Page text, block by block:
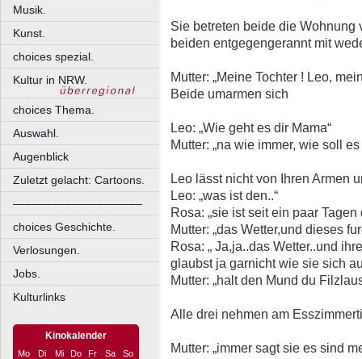
Musik.
Kunst.
choices spezial.
Kultur in NRW.
choices Thema.
Auswahl.
Augenblick
Zuletzt gelacht: Cartoons.
––––––––––––––––––––
choices Geschichte.
Verlosungen.
Jobs.
Kulturlinks
Kinokalender
Mo Di Mi Do Fr Sa
So
Sie betreten beide die Wohnung
beiden entgegengerannt mit
Mutter: „Meine Tochter ! Leo,
Beide umarmen sich
Leo: „Wie geht es dir Mama“
Mutter: „na wie immer, wie soll
Leo lässt nicht von Ihren Armen
Leo: „was ist den..“
Rosa: „sie ist seit ein paar Tagen
Mutter: „das Wetter,und dieses
Rosa: „ Ja,ja..das Wetter..und
glaubst ja garnicht wie sie sich
Mutter: „halt den Mund du
Alle drei nehmen am
Mutter: „immer sagt sie es sind